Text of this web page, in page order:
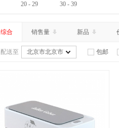
20 - 29 30 - 39
综合 销售量 新品
配送至 北京市北京市 包邮